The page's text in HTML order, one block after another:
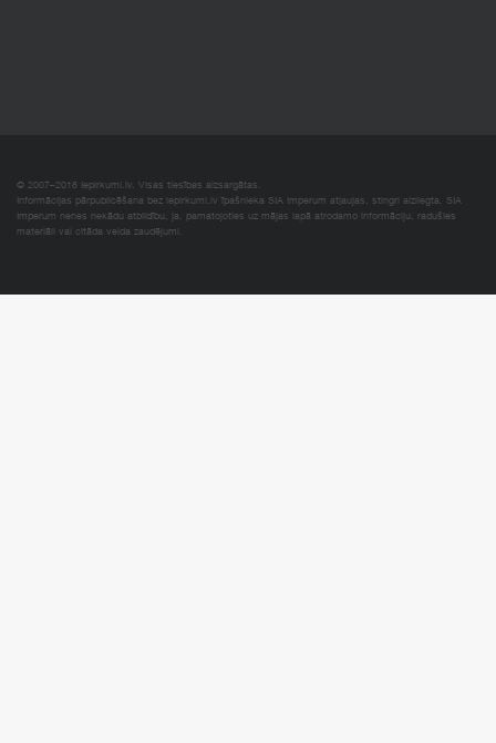
© 2007–2018 Iepirkumi.lv. Visas tiesības aizsargātas.
Informācijas pārpublicēšana bez iepirkumi.lv īpašnieka SIA Imperum atļaujas, stingri aizliegta. SIA
Imperum nenes nekādu atbildību, ja, pamatojoties uz mājas lapā atrodamo informāciju, radušies
materiāli vai citāda veida zaudējumi.